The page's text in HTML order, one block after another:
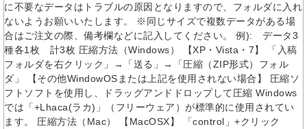
に不要なデータはトラブルの原因となりますので、フォルダに入れ
ないようお願いいたします。 ※同じサイズで複数データがある場
合はご注文の際、備考欄などに記入してください。 例): データ3
種各1枚 計3枚 圧縮方法（Windows） 【XP・Vista・7】 「入稿
フォルダを右クリック」→「送る」→「圧縮（ZIP形式）フォル
ダ」 【その他WindowOSまたは上記を使用されない場合】 圧縮ソ
フトソフトを使用し、ドラッグアンドドロップして圧縮 Windows
では「+Lhaca(ラカ)」（フリーウェア）が標準的に使用されてい
ます。 圧縮方法（Mac） 【MacOSX】 「control」+クリック